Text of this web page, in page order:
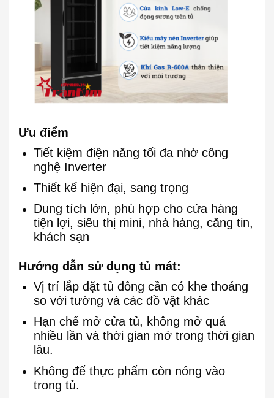
Ưu điểm
Tiết kiệm điện năng tối đa nhờ công
nghệ Inverter
Thiết kế hiện đại, sang trọng
Dung tích lớn, phù hợp cho cửa hàng
tiện lợi, siêu thị mini, nhà hàng, căng tin,
khách sạn
Hướng dẫn sử dụng tủ mát:
Vị trí lắp đặt tủ đông cần có khe thoáng
so với tường và các đồ vật khác
Hạn chế mở cửa tủ, không mở quá
nhiều lần và thời gian mở trong thời gian
lâu.
Không để thực phẩm còn nóng vào
trong tủ.